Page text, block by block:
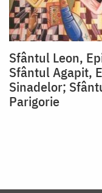
Sfântul Leon,
Sfântul Agapit,
Sinadelor;
Parigorie